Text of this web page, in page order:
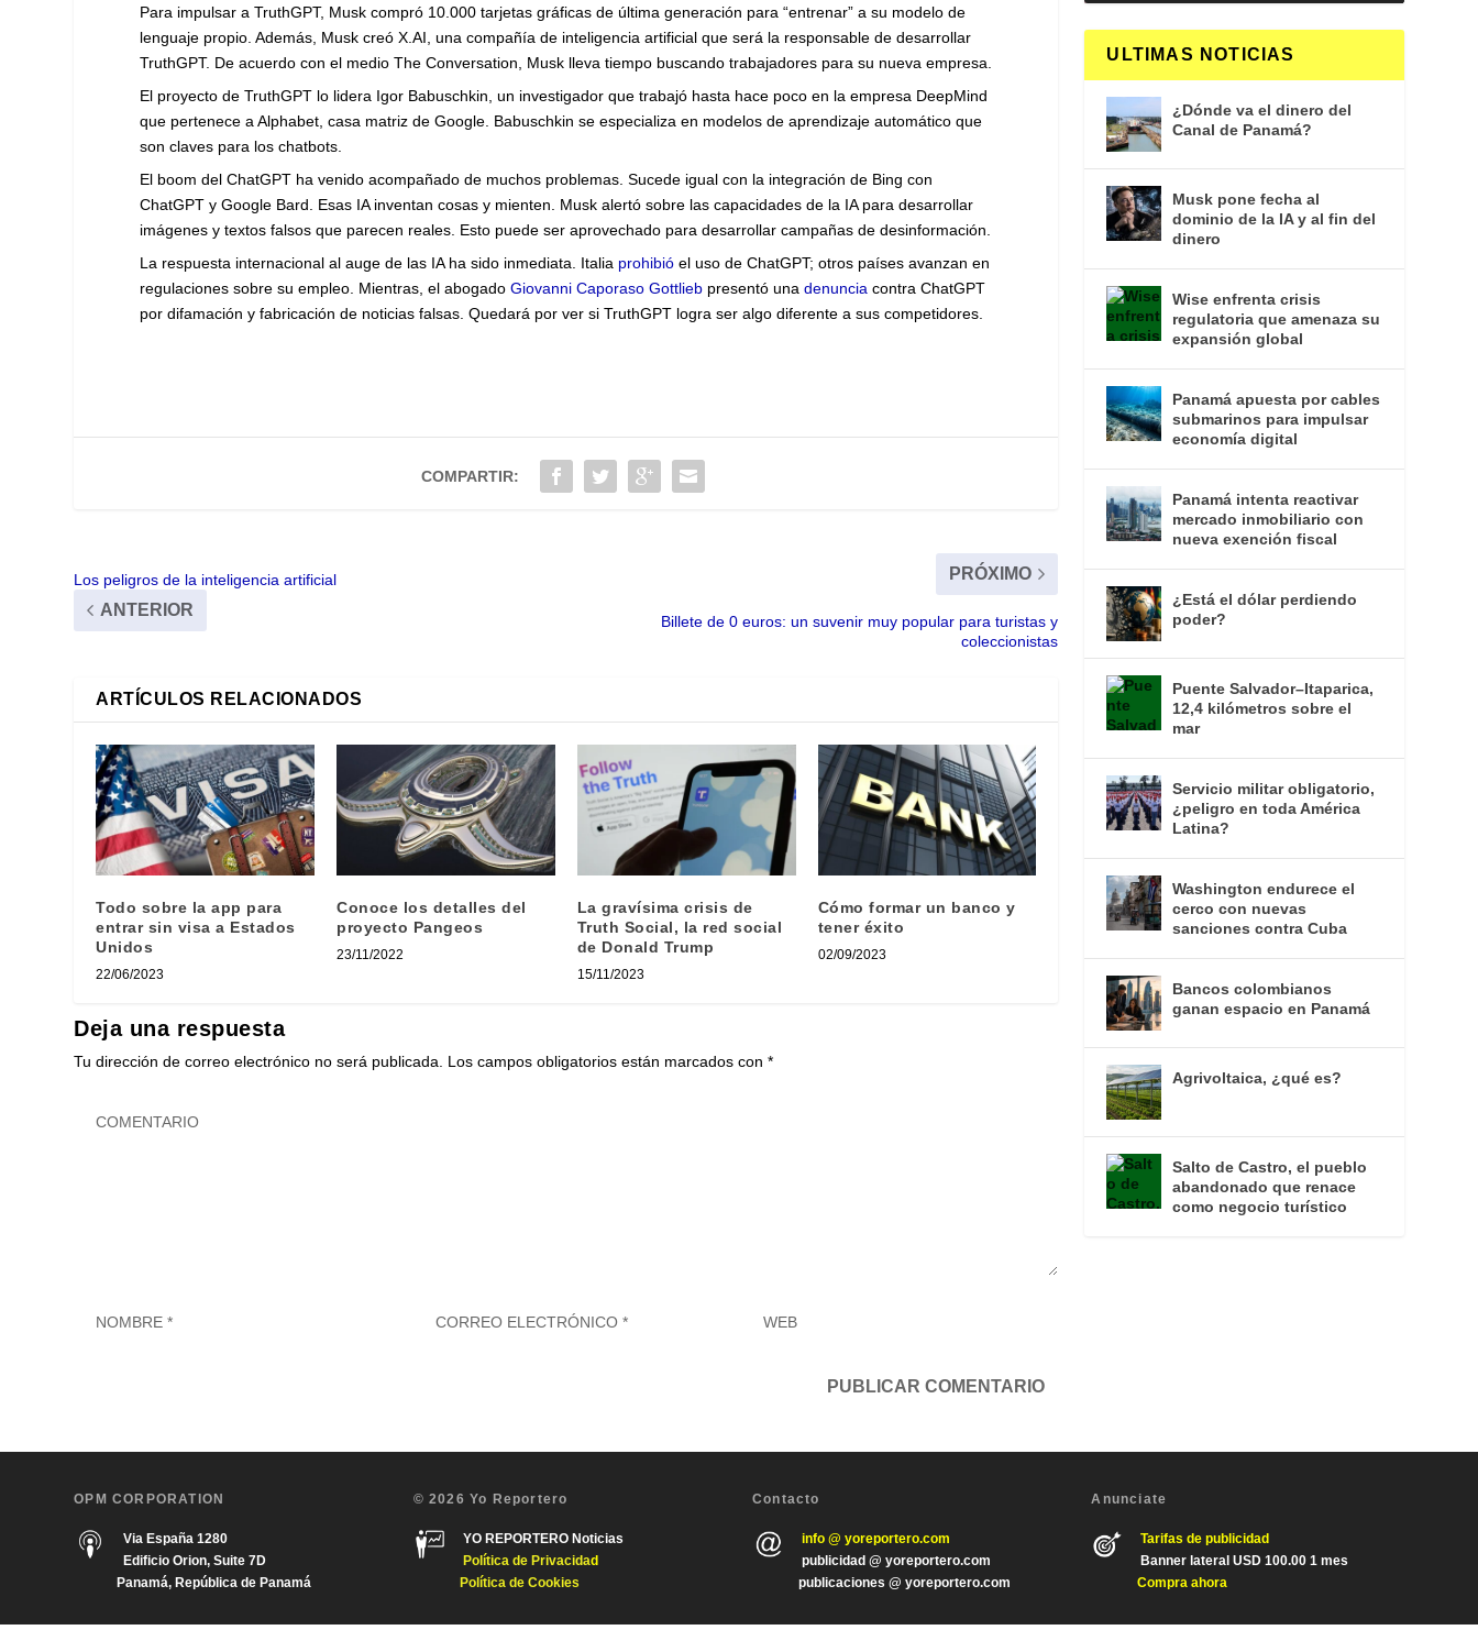
Para impulsar a TruthGPT, Musk compró 10.000 tarjetas gráficas de última generación para “entrenar” a su modelo de
lenguaje propio. Además, Musk creó X.AI, una compañía de inteligencia artificial que será la responsable de desarrollar
TruthGPT. De acuerdo con el medio The Conversation, Musk lleva tiempo buscando trabajadores para su nueva empresa.
El proyecto de TruthGPT lo lidera Igor Babuschkin, un investigador que trabajó hasta hace poco en la empresa DeepMind
que pertenece a Alphabet, casa matriz de Google. Babuschkin se especializa en modelos de aprendizaje automático que
son claves para los chatbots.
El boom del ChatGPT ha venido acompañado de muchos problemas. Sucede igual con la integración de Bing con
ChatGPT y Google Bard. Esas IA inventan cosas y mienten. Musk alertó sobre las capacidades de la IA para desarrollar
imágenes y textos falsos que parecen reales. Esto puede ser aprovechado para desarrollar campañas de desinformación.
La respuesta internacional al auge de las IA ha sido inmediata. Italia prohibió el uso de ChatGPT; otros países avanzan en
regulaciones sobre su empleo. Mientras, el abogadoGiovanni Caporaso Gottlieb presentó unadenuncia contra ChatGPT
por difamación y fabricación de noticias falsas. Quedará por ver si TruthGPT logra ser algo diferente a sus competidores.
COMPARTIR:
Los peligros de la inteligencia artificial
ANTERIOR
PRÓXIMO
Billete de 0 euros: un suvenir muy popular para turistas y
coleccionistas
ARTÍCULOS RELACIONADOS
Todo sobre la app para
entrar sin visa a Estados
Unidos
22/06/2023
Conoce los detalles del
proyecto Pangeos
23/11/2022
La gravísima crisis de
Truth Social, la red social
de Donald Trump
15/11/2023
Cómo formar un banco y
tener éxito
02/09/2023
Deja una respuesta
Tu dirección de correo electrónico no será publicada. Los campos obligatorios están marcados con*
ULTIMAS NOTICIAS
¿Dónde va el dinero del
Canal de Panamá?
Musk pone fecha al
dominio de la IA y al fin del
dinero
Wise enfrenta crisis
regulatoria que amenaza su
expansión global
Panamá apuesta por cables
submarinos para impulsar
economía digital
Panamá intenta reactivar
mercado inmobiliario con
nueva exención fiscal
¿Está el dólar perdiendo
poder?
Puente Salvador–Itaparica,
12,4 kilómetros sobre el
mar
Servicio militar obligatorio,
¿peligro en toda América
Latina?
Washington endurece el
cerco con nuevas
sanciones contra Cuba
Bancos colombianos
ganan espacio en Panamá
Agrivoltaica, ¿qué es?
Salto de Castro, el pueblo
abandonado que renace
como negocio turístico
OPM CORPORATION
Via España 1280
Edificio Orion, Suite 7D
Panamá, República de Panamá
© 2026 Yo Reportero
YO REPORTERO Noticias
Política de Privacidad
Política de Cookies
Contacto
info @ yoreportero.com
publicidad @ yoreportero.com
publicaciones @ yoreportero.com
Anunciate
Tarifas de publicidad
Banner lateral USD 100.00 1 mes
Compra ahora